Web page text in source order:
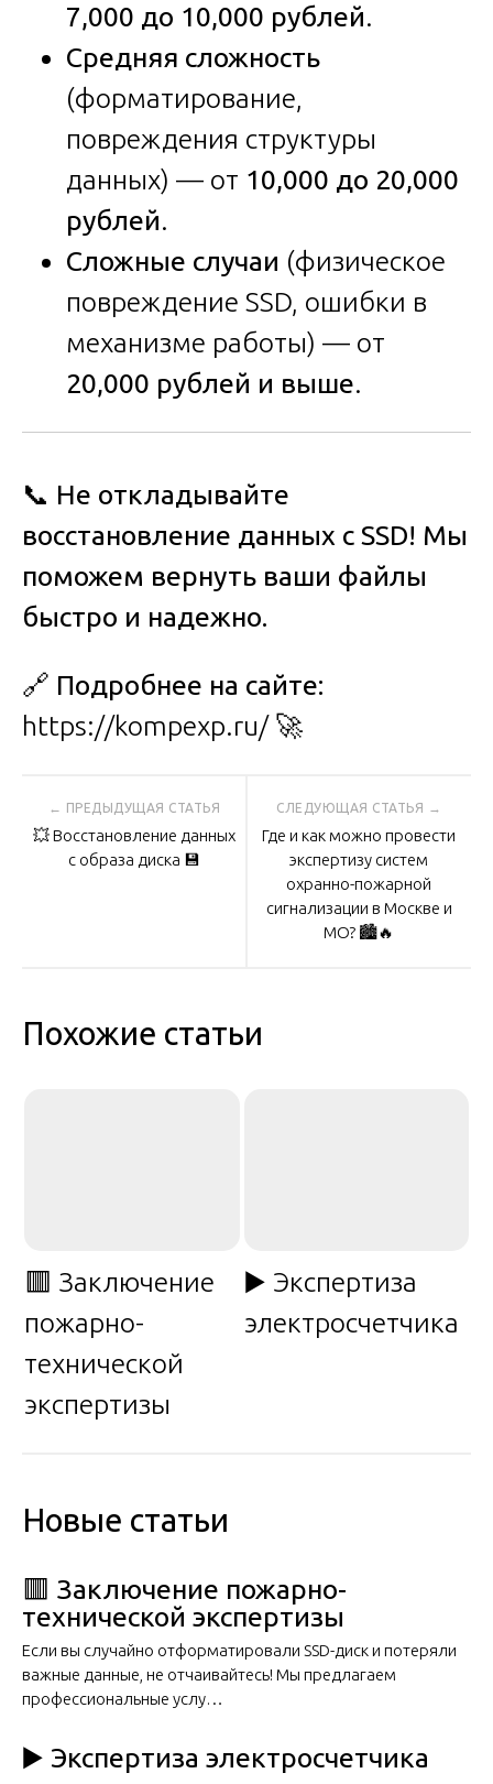
7,000 до 10,000 рублей.
Средняя сложность
(форматирование,
повреждения структуры
данных) — от 10,000 до 20,000
рублей.
Сложные случаи (физическое
повреждение SSD, ошибки в
механизме работы) — от
20,000 рублей и выше.
📞 Не откладывайте
восстановление данных с SSD! Мы
поможем вернуть ваши файлы
быстро и надежно.
🔗 Подробнее на сайте:
https://kompexp.ru/🚀
Навигация
💥 Восстановление данных
с образа диска 💾
Где и как можно провести
экспертизу систем
охранно-пожарной
сигнализации в Москве и
МО? 🏙️🔥
Похожие статьи
🟥 Заключение
пожарно-
технической
экспертизы
▶️ Экспертиза
электросчетчика
Новые статьи
🟥 Заключение пожарно-
технической экспертизы
Если вы случайно отформатировали SSD-диск и потеряли
важные данные, не отчаивайтесь! Мы предлагаем
профессиональные услу…
▶️ Экспертиза электросчетчика